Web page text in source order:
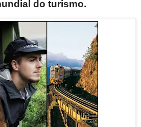
do turismo.